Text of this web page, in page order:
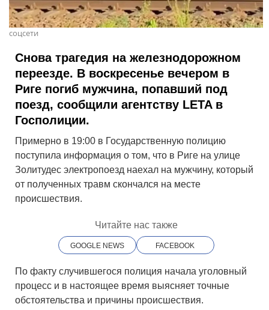
соцсети
Снова трагедия на железнодорожном
переезде. В воскресенье вечером в
Риге погиб мужчина, попавший под
поезд, сообщили агентству LETA в
Госполиции.
Примерно в 19:00 в Государственную полицию
поступила информация о том, что в Риге на улице
Золитудес электропоезд наехал на мужчину, который
от полученных травм скончался на месте
происшествия.
Читайте нас также
GOOGLE NEWS FACEBOOK
По факту случившегося полиция начала уголовный
процесс и в настоящее время выясняет точные
обстоятельства и причины происшествия.